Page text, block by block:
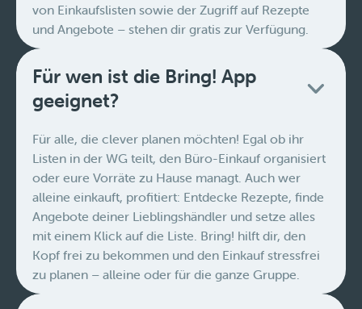
von Einkaufslisten sowie der Zugriff auf Rezepte
und Angebote – stehen dir gratis zur Verfügung.
Für wen ist die Bring! App
geeignet?
Für alle, die clever planen möchten! Egal ob ihr
Listen in der WG teilt, den Büro-Einkauf organisiert
oder eure Vorräte zu Hause managt. Auch wer
alleine einkauft, profitiert: Entdecke Rezepte, finde
Angebote deiner Lieblingshändler und setze alles
mit einem Klick auf die Liste. Bring! hilft dir, den
Kopf frei zu bekommen und den Einkauf stressfrei
zu planen – alleine oder für die ganze Gruppe.